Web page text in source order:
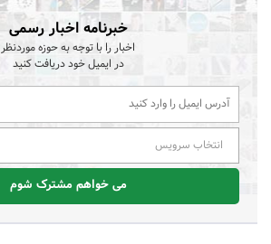
خبرنامه اخبار رسمی
اخبار را با توجه به حوزه موردنظر
در ایمیل خود دریافت کنید
انتخاب سرویس
می خواهم مشترک شوم